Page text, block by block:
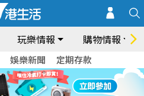
玩樂情報 購物情報
娛樂新聞 定期存款